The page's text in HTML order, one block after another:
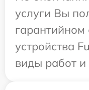
услуги Вы
устройства
виды работ и